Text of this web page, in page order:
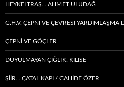
HEYKELTRAŞ… AHMET ULUDAĞ
G.H.V. ÇEPNİ VE ÇEVRESİ YARDIMLAŞMA
ÇEPNI VE GÖÇLER
DUYULMAYAN ÇIĞLIK: KİLİSE
ŞİİR….ÇATAL KAPI / CAHİDE ÖZER